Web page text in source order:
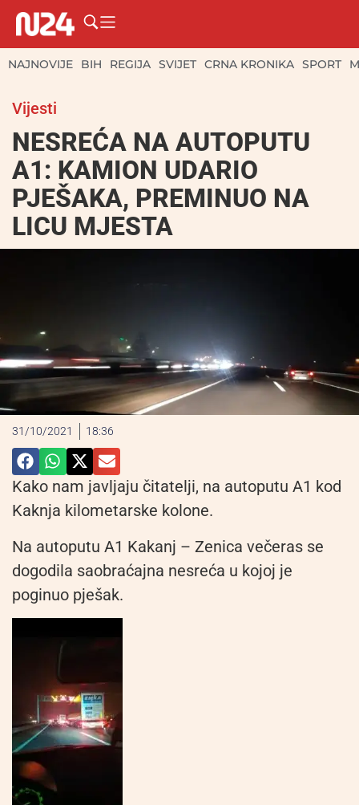
NAJNOVIJE BIH REGIJA SVIJET CRNA KRONIKA SPORT
Vijesti
NESREĆA NA AUTOPUTU
A1: KAMION UDARIO
PJEŠAKA, PREMINUO NA
LICU MJESTA
31/10/2021 18:36
Kako nam javljaju čitatelji, na autoputu A1 kod
Kaknja kilometarske kolone.
Na autoputu A1 Kakanj – Zenica večeras se
dogodila saobraćajna nesreća u kojoj je
poginuo pješak.